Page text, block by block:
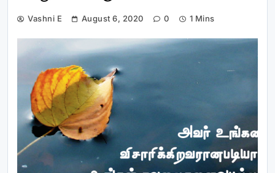
Vashni E August 6, 2020 0 1 Mins